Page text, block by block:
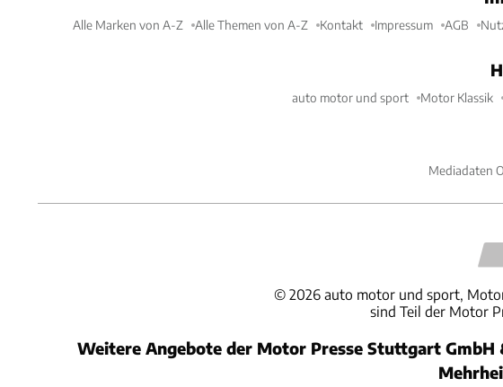
Alle Marken von A-Z Alle Themen von A-Z Kontakt Impressum AGB
auto motor und sport Motor Klassik
Mediadaten
© 2026 auto motor und sport,
sind Teil der Motor
Weitere Angebote der Motor Presse Stuttgart GmbH